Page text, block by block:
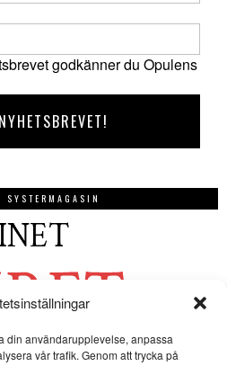
din användarupplevelse, anpassa
vår trafik. Genom att trycka på
godkänner du Opulens
SYSTERMAGASIN